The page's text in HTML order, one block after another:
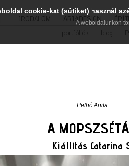
IRODALOM ART&DESIGN
portfóliók
blog
Pethő Anita
A
Kiállítás Catarina
cookie-kat (sütiket) használ
A weboldalunkon